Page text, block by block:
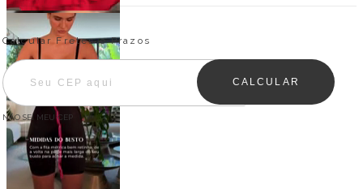
Entregas para o CEP:
Calcular Fretes e Prazos
CALCULAR
NÃO SEI MEU CEP
Descrição